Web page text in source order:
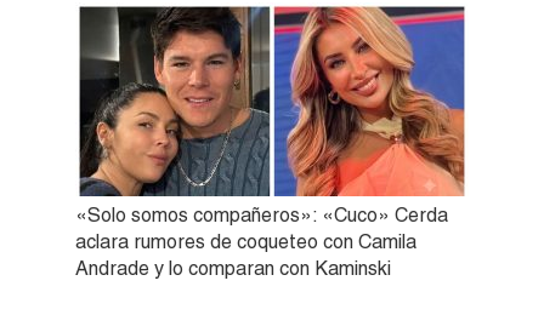
«Solo somos compañeros»: «Cuco» Cerda
aclara rumores de coqueteo con Camila
Andrade y lo comparan con Kaminski